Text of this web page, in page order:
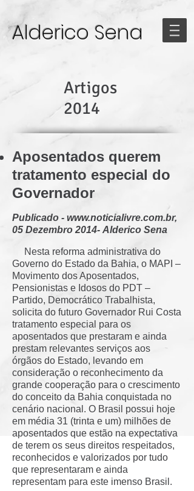
Alderico Sena
Artigos
2014
Aposentados querem
tratamento especial do
Governador
Publicado - www.noticialivre.com.br,
05 Dezembro 2014- Alderico Sena
Nesta reforma administrativa do
Governo do Estado da Bahia, o MAPI –
Movimento dos Aposentados,
Pensionistas e Idosos do PDT –
Partido, Democrático Trabalhista,
solicita do futuro Governador Rui Costa
tratamento especial para os
aposentados que prestaram e ainda
prestam relevantes serviços aos
órgãos do Estado, levando em
consideração o reconhecimento da
grande cooperação para o crescimento
do conceito da Bahia conquistada no
cenário nacional. O Brasil possui hoje
em média 31 (trinta e um) milhões de
aposentados que estão na expectativa
de terem os seus direitos respeitados,
reconhecidos e valorizados por tudo
que representaram e ainda
representam para este imenso Brasil.